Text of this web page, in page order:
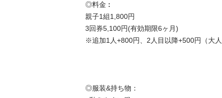
◎料金︰
親子1組1,800円
3回券5,100円(有効期限6ヶ月)
※追加1人+800円、2人目以降+500円（大人
◎服装&持ち物：